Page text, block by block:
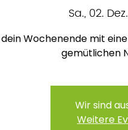
Sa., 02. Dez.
Wochenende mit
gemütlichen
Wir sind
Weitere